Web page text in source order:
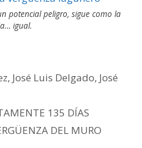
potencial peligro, sigue como la
igual.
, José Luis Delgado, José
135 DÍAS
DEL MURO